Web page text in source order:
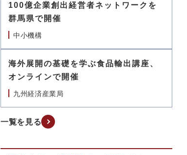
100億企業創出経営者ネットワークを
群馬県で開催
中小機構
海外展開の基礎を学ぶ食品輸出講座、
オンラインで開催
九州経済産業局
一覧を見る